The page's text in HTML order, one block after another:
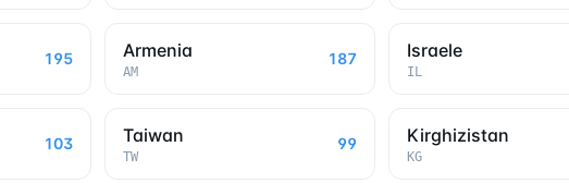
195 Armenia
AM
187 Israele
IL
103 Taiwan
TW
99 Kirghizistan
KG